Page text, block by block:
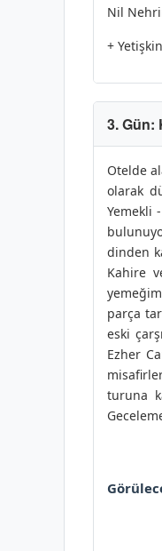
Nil
+
3. Gün:
Otelde
olarak
Yemekli
dinden
Kahire
parça
eski
Ezher
turuna